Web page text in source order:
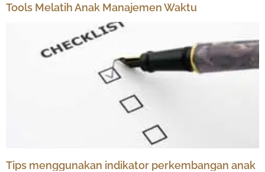
Tools Melatih Anak Manajemen Waktu
Tips menggunakan indikator perkembangan anak